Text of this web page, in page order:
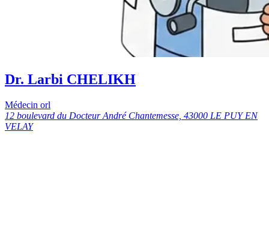
Dr. Larbi CHELIKH
Médecin orl
12 boulevard du Docteur André Chantemesse, 43000 LE PUY EN
VELAY